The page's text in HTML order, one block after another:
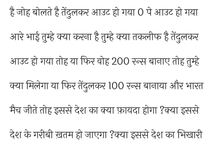
है जोह बोलते है तेंदुलकर आउट हो गया 0 पे आउट हो गया
आरे भाई तुम्हे क्या करना है तुम्हे क्या तकलीफ है तेंदुलकर
आउट हो गया तोह या फिर वोह 200 रन्स बानाए तोह तुम्हे
क्या मिलेगा या फिर तेंदुलकर 100 रन्स बानाया और भारत
मैच जीते तोह इससे देश का क्या फ़ायदा होगा ?क्या इससे
देश के गरीबी ख़तम हो जाएगा ?क्या इससे देश का भिखारी